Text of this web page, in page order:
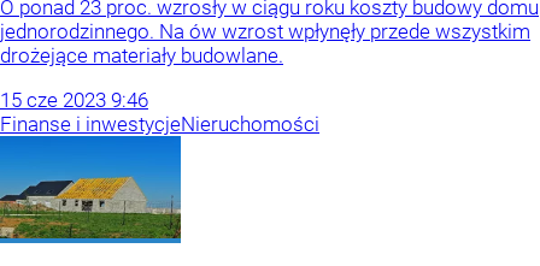
O ponad 23 proc. wzrosły w ciągu roku koszty budowy domu
jednorodzinnego. Na ów wzrost wpłynęły przede wszystkim
drożejące materiały budowlane.
15 cze 2023 9:46
Finanse i inwestycjeNieruchomości